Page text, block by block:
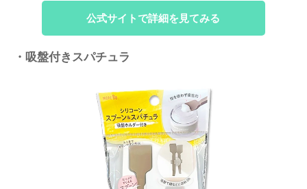
公式サイトで詳細を見てみる
・吸盤付きスパチュラ